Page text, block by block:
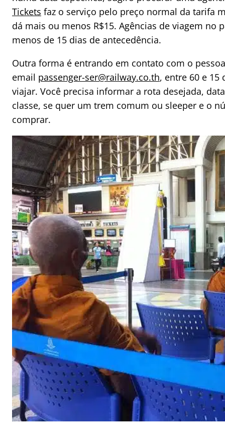
Tickets faz o serviço pelo preço normal da tarifa
dá mais ou menos R$15. Agências de viagem no
menos de 15 dias de antecedência.
Outra forma é entrando em contato com o
email passenger-ser@railway.co.th, entre 60 e 15
viajar. Você precisa informar a rota desejada,
classe, se quer um trem comum ou sleeper e o
comprar.